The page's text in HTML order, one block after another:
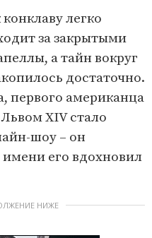
легко
за закрытыми
а тайн вокруг
достаточно.
первого американца
XIV стало
шоу – он
имени его вдохновил
НИЖЕ